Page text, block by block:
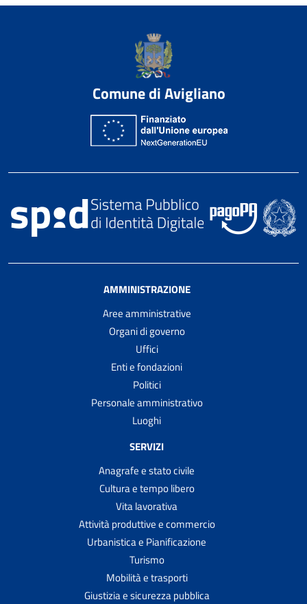
Comune di Avigliano
AMMINISTRAZIONE
Aree amministrative
Organi di governo
Uffici
Enti e fondazioni
Politici
Personale amministrativo
Luoghi
SERVIZI
Anagrafe e stato civile
Cultura e tempo libero
Vita lavorativa
Attività produttive e commercio
Urbanistica e Pianificazione
Turismo
Mobilità e trasporti
Giustizia e sicurezza pubblica